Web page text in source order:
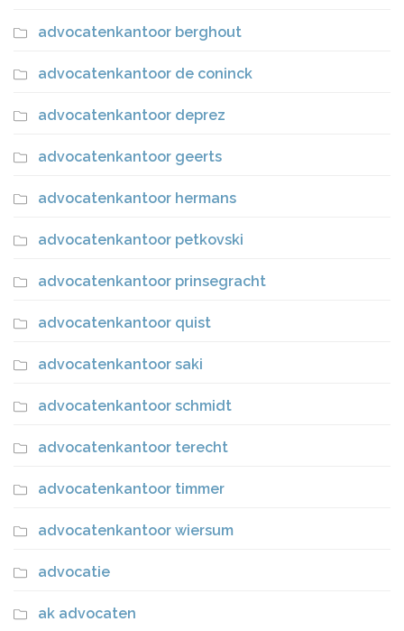
advocatenkantoor berghout
advocatenkantoor de coninck
advocatenkantoor deprez
advocatenkantoor geerts
advocatenkantoor hermans
advocatenkantoor petkovski
advocatenkantoor prinsegracht
advocatenkantoor quist
advocatenkantoor saki
advocatenkantoor schmidt
advocatenkantoor terecht
advocatenkantoor timmer
advocatenkantoor wiersum
advocatie
ak advocaten